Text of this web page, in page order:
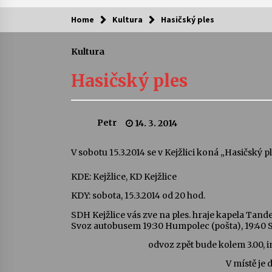
Kam za kulturou?
Camerata a Sukuba Ensemble
4. 8. 2026
Pozvánka na integrační festival
Quijotova šedesátka: 28. 7.–1. 8.
28. 7. 2026
Letní koncerty ve Stromovce: Rufus
22. 7. 2026
Za kulturou kousek za Humpolec. V
Želivě ožije odkaz Josefa Čapka
Home Kultura Hasičský ples
Kultura
Hasičský ples
Petr 14. 3. 2014
V sobotu 15.3.2014 se v Kejžlici koná „Hasičský
KDE: Kejžlice, KD Kejžlice
KDY: sobota, 15.3.2014 od 20 hod.
SDH Kejžlice vás zve na ples. hraje kapela
Svoz autobusem 19:30 Humpolec (pošta), 19:40
odvoz zpět bude kolem
V místě je